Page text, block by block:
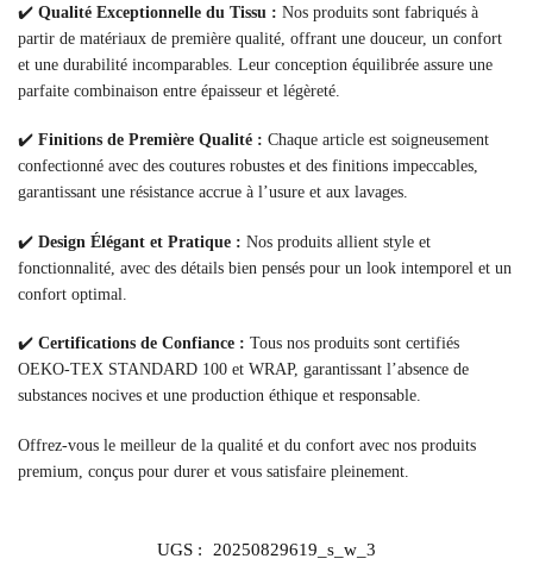
✔️ Qualité Exceptionnelle du Tissu : Nos produits sont fabriqués à
partir de matériaux de première qualité, offrant une douceur, un confort
et une durabilité incomparables. Leur conception équilibrée assure une
parfaite combinaison entre épaisseur et légèreté.
✔️ Finitions de Première Qualité : Chaque article est soigneusement
confectionné avec des coutures robustes et des finitions impeccables,
garantissant une résistance accrue à l’usure et aux lavages.
✔️ Design Élégant et Pratique : Nos produits allient style et
fonctionnalité, avec des détails bien pensés pour un look intemporel et un
confort optimal.
✔️ Certifications de Confiance : Tous nos produits sont certifiés
OEKO-TEX STANDARD 100 et WRAP, garantissant l’absence de
substances nocives et une production éthique et responsable.
Offrez-vous le meilleur de la qualité et du confort avec nos produits
premium, conçus pour durer et vous satisfaire pleinement.
UGS :
20250829619_s_w_3